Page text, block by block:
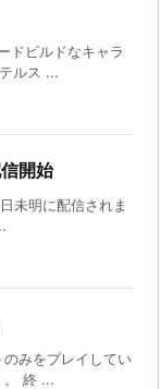
ドビルドなキャラ
ルス ...
開始
未明に配信されま
のみをプレイしてい
。 終 ...